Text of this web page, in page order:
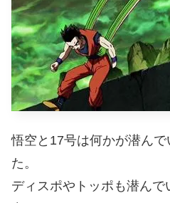
悟空と17号は何かが潜ん
た。
ディスポやトッポも潜ん